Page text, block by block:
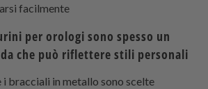
facilmente
per orologi sono spesso un
che può riflettere stili personali
i bracciali in metallo sono scelte